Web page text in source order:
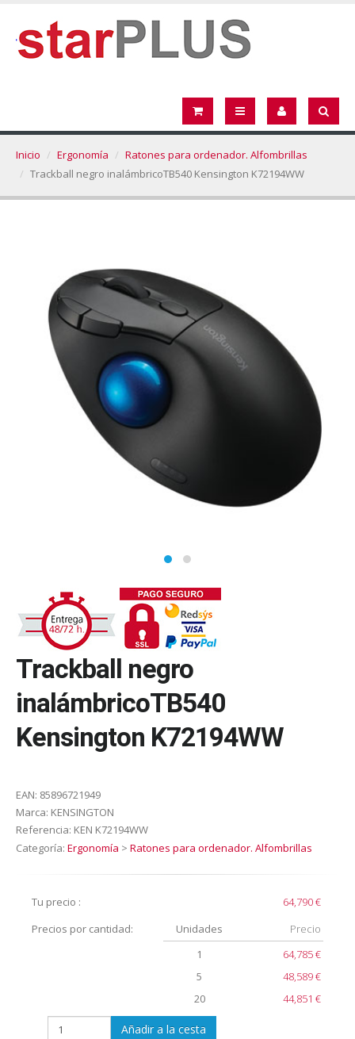
Inicio Ergonomía
Ratones para ordenador. Alfombrillas
Trackball negro inalámbricoTB540 Kensington K72194WW
Trackball negro
inalámbricoTB540
Kensington K72194WW
EAN: 85896721949
Marca: KENSINGTON
Referencia: KEN K72194WW
Categoría: Ergonomía > Ratones para ordenador. Alfombrillas
Tu precio :
64,790 €
Precios por cantidad:
Unidades
Precio
1
64,785 €
5
48,589 €
20
44,851 €
Añadir a la cesta